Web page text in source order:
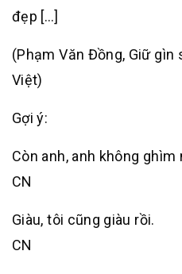
đẹp […]
(Phạm Văn Đồng, Giữ
Việt)
Gợi ý:
Còn anh, anh không ghìm
CN
Giàu, tôi cũng giàu rồi.
CN